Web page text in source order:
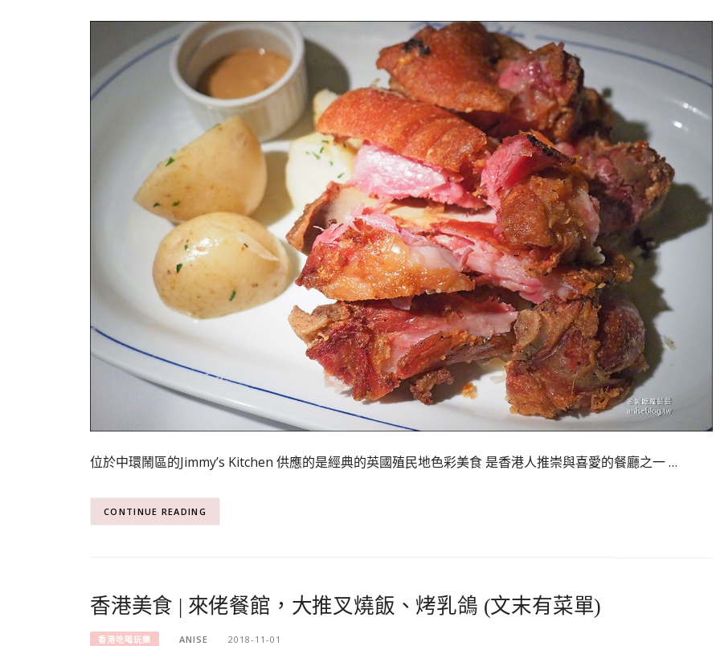
位於中環鬧區的Jimmy’s Kitchen 供應的是經典的英國殖民地色彩美食 是香港人推崇與喜愛的餐廳之一 …
CONTINUE READING
香港美食 | 來佬餐館，大推叉燒飯、烤乳鴿 (文末有菜單)
香港吃喝玩樂 ANISE 2018-11-01